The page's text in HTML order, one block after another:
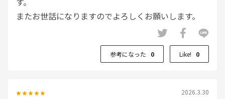
またお世話になりますのでよろしくお願いします。
参考になった 0 Like! 0
2026.3.30